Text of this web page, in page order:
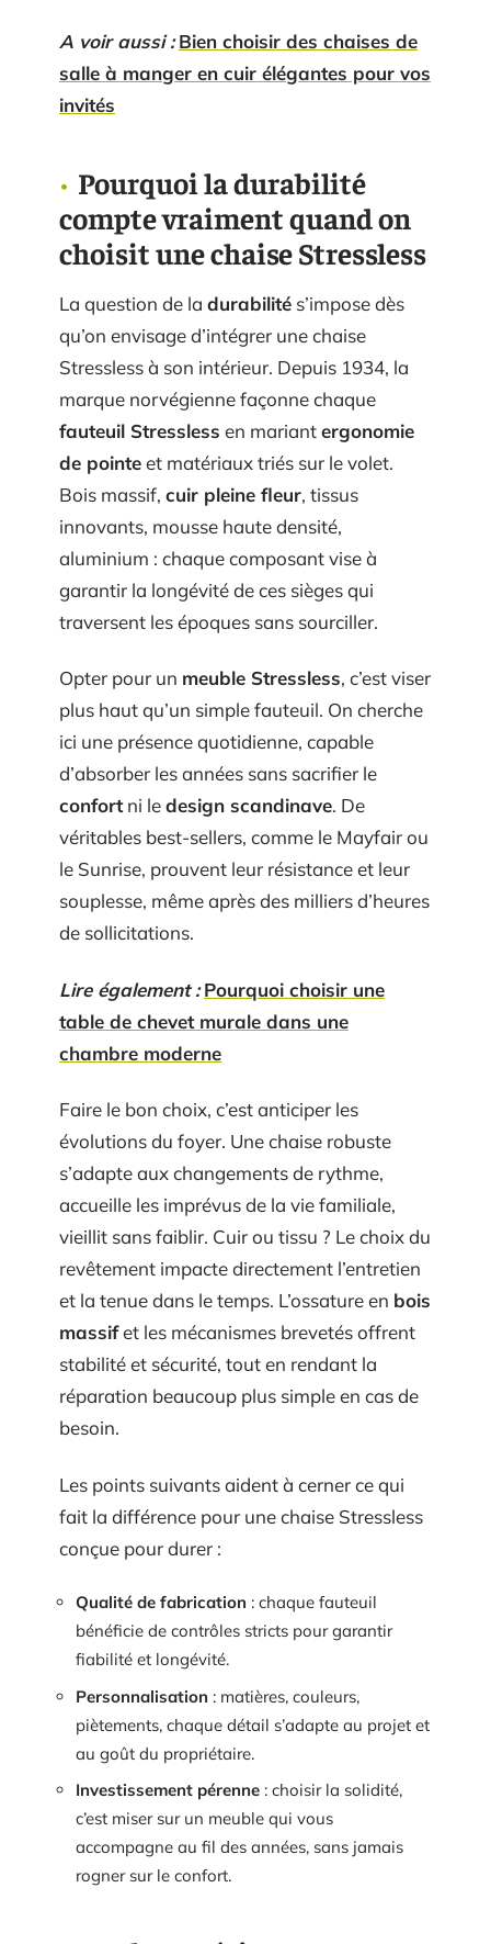
A voir aussi : Bien choisir des chaises de
salle à manger en cuir élégantes pour vos
invités
Pourquoi la durabilité
compte vraiment quand on
choisit une chaise Stressless
La question de la durabilité s’impose dès
qu’on envisage d’intégrer une chaise
Stressless à son intérieur. Depuis 1934, la
marque norvégienne façonne chaque
fauteuil Stressless en mariantergonomie
de pointeet matériaux triés sur le volet.
Bois massif, cuir pleine fleur, tissus
innovants, mousse haute densité,
aluminium : chaque composant vise à
garantir la longévité de ces sièges qui
traversent les époques sans sourciller.
Opter pour un meuble Stressless, c’est viser
plus haut qu’un simple fauteuil. On cherche
ici une présence quotidienne, capable
d’absorber les années sans sacrifier le
confortni ledesign scandinave. De
véritables best-sellers, comme le Mayfair ou
le Sunrise, prouvent leur résistance et leur
souplesse, même après des milliers d’heures
de sollicitations.
Lire également : Pourquoi choisir une
table de chevet murale dans une
chambre moderne
Faire le bon choix, c’est anticiper les
évolutions du foyer. Une chaise robuste
s’adapte aux changements de rythme,
accueille les imprévus de la vie familiale,
vieillit sans faiblir. Cuir ou tissu ? Le choix du
revêtement impacte directement l’entretien
et la tenue dans le temps. L’ossature en bois
massifet les mécanismes brevetés offrent
stabilité et sécurité, tout en rendant la
réparation beaucoup plus simple en cas de
besoin.
Les points suivants aident à cerner ce qui
fait la différence pour une chaise Stressless
conçue pour durer :
Qualité de fabrication : chaque fauteuil
bénéficie de contrôles stricts pour garantir
fiabilité et longévité.
Personnalisation : matières, couleurs,
piètements, chaque détail s’adapte au projet et
au goût du propriétaire.
Investissement pérenne : choisir la solidité,
c’est miser sur un meuble qui vous
accompagne au fil des années, sans jamais
rogner sur le confort.